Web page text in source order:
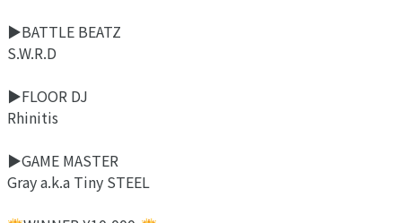
▶︎BATTLE BEATZ
S.W.R.D
▶︎FLOOR DJ
Rhinitis
▶︎GAME MASTER
Gray a.k.a Tiny STEEL